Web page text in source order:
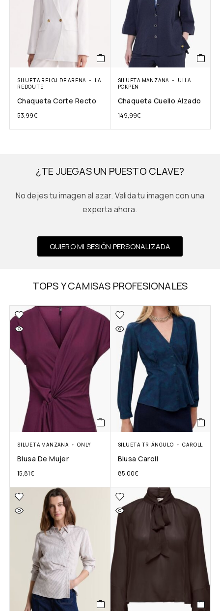
SILUETA RELOJ DE ARENA
LA
REDOUTE
Chaqueta Corte Recto
53,99€
SILUETA MANZANA
ULLA
POKPEN
Chaqueta Cuello Alzado
149,99€
¿TE JUEGAS UN PUESTO CLAVE?
No dejes tu imagen al azar. Valida tu imagen con una
experta ahora.
QUIERO MI SESIÓN PERSONALIZADA
TOPS Y CAMISAS PROFESIONALES
SILUETA MANZANA ONLY
Blusa De Mujer
15,81€
SILUETA TRIÁNGULO CAROLL
Blusa Caroll
85,00€